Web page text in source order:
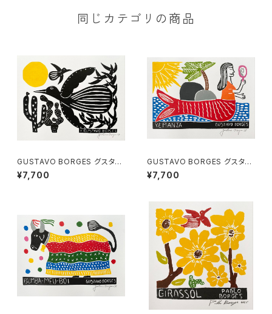
同じカテゴリの商品
GUSTAVO BORGES グスタ
ボ・ボルジェス 木版画 S【太陽
と鳥】
¥7,700
GUSTAVO BORGES グスタ
ボ・ボルジェス 木版画 S【YEM
ANJA】CL
¥7,700